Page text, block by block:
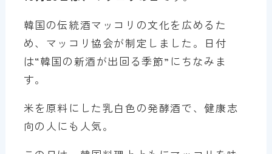
韓国の伝統酒マッコリの文化を広めるた
め、マッコリ協会が制定しました。日付
は“韓国の新酒が出回る季節”にちなみま
す。
米を原料にした乳白色の発酵酒で、健康志
向の人にも人気。